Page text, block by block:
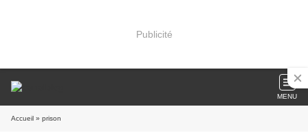
Publicité
MENU
Accueil » prison